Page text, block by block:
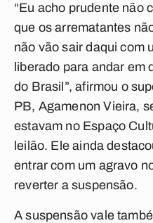
“Eu acho prudente não
que os arrematantes
não vão sair daqui com
liberado para andar em
do Brasil”, afirmou o
PB, Agamenon Vieira,
estavam no Espaço
leilão. Ele ainda
entrar com um agravo
reverter a suspensão.
A suspensão vale